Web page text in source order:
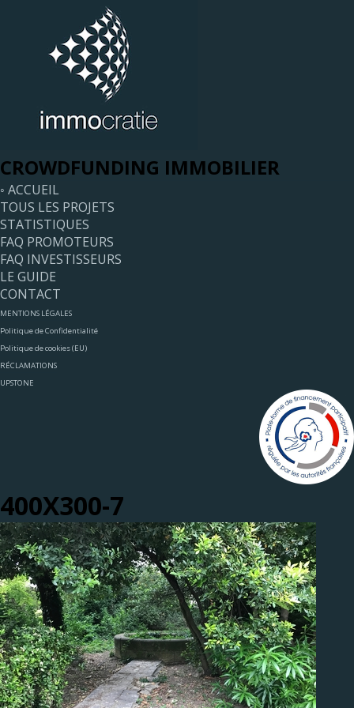
CROWDFUNDING IMMOBILIER
◦ ACCUEIL
TOUS LES PROJETS
STATISTIQUES
FAQ PROMOTEURS
FAQ INVESTISSEURS
LE GUIDE
CONTACT
MENTIONS LÉGALES
Politique de Confidentialité
Politique de cookies (EU)
RÉCLAMATIONS
UPSTONE
400X300-7